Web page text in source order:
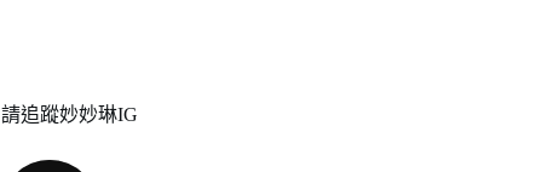
請追蹤妙妙琳IG